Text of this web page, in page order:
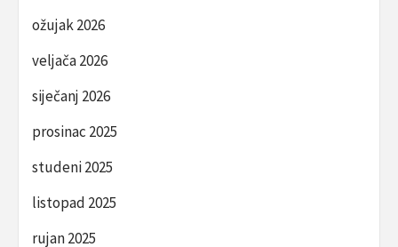
ožujak 2026
veljača 2026
siječanj 2026
prosinac 2025
studeni 2025
listopad 2025
rujan 2025